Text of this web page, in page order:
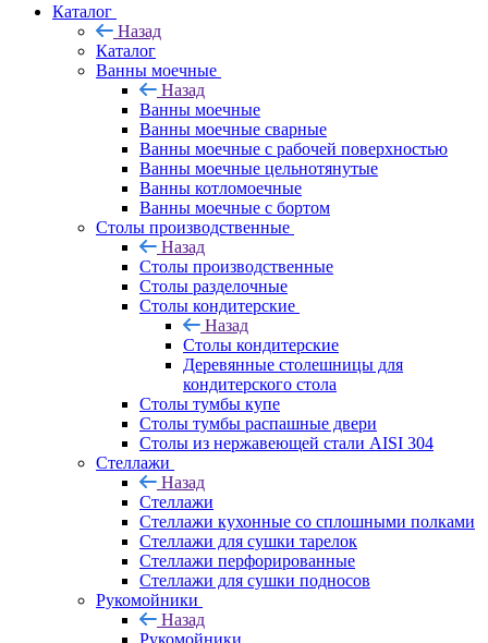
Каталог
Назад
Каталог
Ванны моечные
Назад
Ванны моечные
Ванны моечные сварные
Ванны моечные с рабочей поверхностью
Ванны моечные цельнотянутые
Ванны котломоечные
Ванны моечные с бортом
Столы производственные
Назад
Столы производственные
Столы разделочные
Столы кондитерские
Назад
Столы кондитерские
Деревянные столешницы для
кондитерского стола
Столы тумбы купе
Столы тумбы распашные двери
Столы из нержавеющей стали AISI 304
Стеллажи
Назад
Стеллажи
Стеллажи кухонные со сплошными полками
Стеллажи для сушки тарелок
Стеллажи перфорированные
Стеллажи для сушки подносов
Рукомойники
Назад
Рукомойники